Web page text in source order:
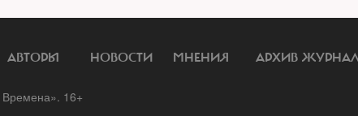
АВТОРЫ НОВОСТИ МНЕНИЯ АРХИВ
16+